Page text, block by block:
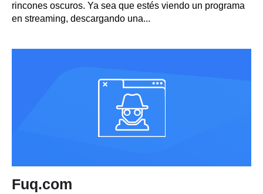
rincones oscuros. Ya sea que estés viendo un programa
en streaming, descargando una...
Fuq.com